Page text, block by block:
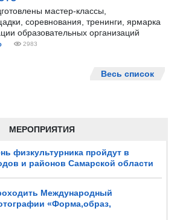
МЕРОПРИЯТИЯ
физкультурника пройдут в
и районов Самарской области
Международный
«Форма,образ,
мастер-классы,
соревнования, тренинги, ярмарка
образовательных организаций
2983
Весь список